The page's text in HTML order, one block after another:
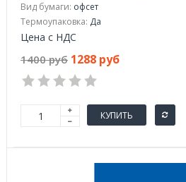
Вид бумаги: офсeт
Термоупаковка: Да
Цена с НДС
1400 руб 1288 руб
КУПИТЬ